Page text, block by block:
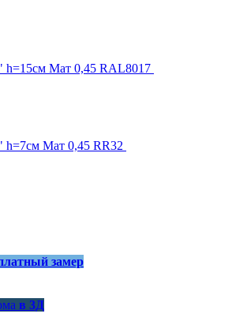
Мат 0,45 RAL8017
Мат 0,45 RR32
замер
в 3Д